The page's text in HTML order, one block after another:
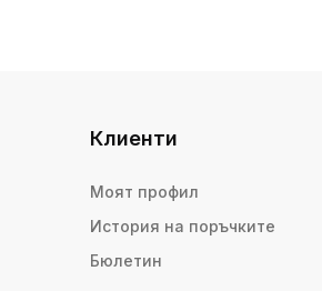
Клиенти
Моят профил
История на поръчките
Бюлетин